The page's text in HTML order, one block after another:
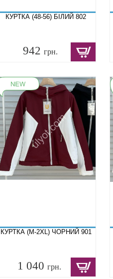
КУРТКА (48-56) БІЛИЙ 802
942 грн.
КУРТКА (M-2XL) ЧОРНИЙ 901
1 040грн.